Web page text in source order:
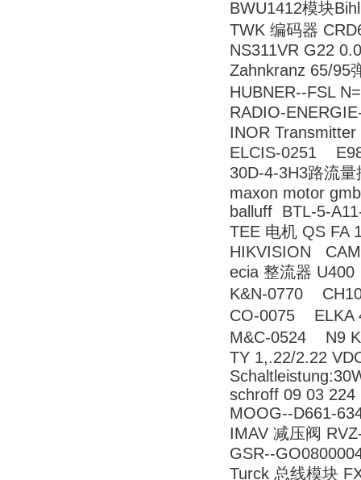
BWU1412模块
TWK 编码器
NS311VR G22
Zahnkranz 65/95
HUBNER--FSL
RADIO-
INOR
ELCIS-0251
30D-4-3H3路流
maxon motor
balluff BTL-5-
TEE 电机 QS FA
HIKVISION
ecia 整流器 U400
K&N-0770
CO-0075 ELKA
M&C-0524 N9
TY 1,.22/2.22
schroff 09 03 224
MOOG--D661-
IMAV 减压阀
GSR--
Turck 总线模块